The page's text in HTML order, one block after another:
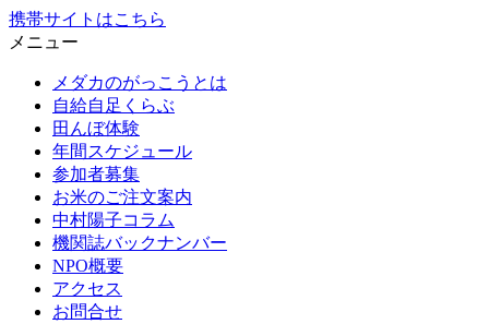
携帯サイトはこちら
メニュー
メダカのがっこうとは
自給自足くらぶ
田んぼ体験
年間スケジュール
参加者募集
お米のご注文案内
中村陽子コラム
機関誌バックナンバー
NPO概要
アクセス
お問合せ